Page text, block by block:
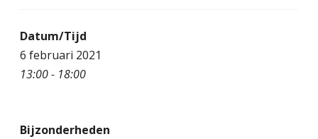
o
Datum/Tijd
6 februari 2021
13:00 - 18:00
Bijzonderheden